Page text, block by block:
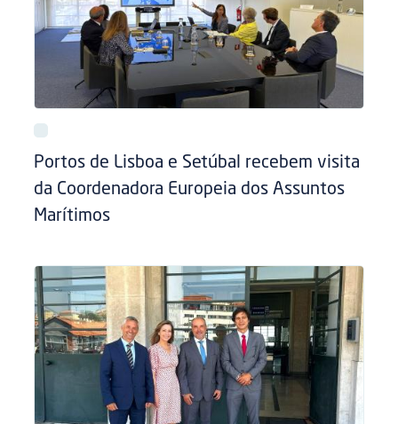
Portos de Lisboa e Setúbal recebem visita
da Coordenadora Europeia dos Assuntos
Marítimos